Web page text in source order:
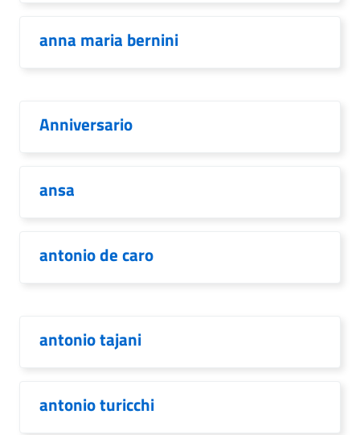
anna maria bernini
Anniversario
ansa
antonio de caro
antonio tajani
antonio turicchi